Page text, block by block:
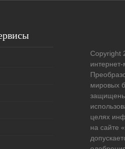
Copyright
интернет-
мировых
целях
на сайте